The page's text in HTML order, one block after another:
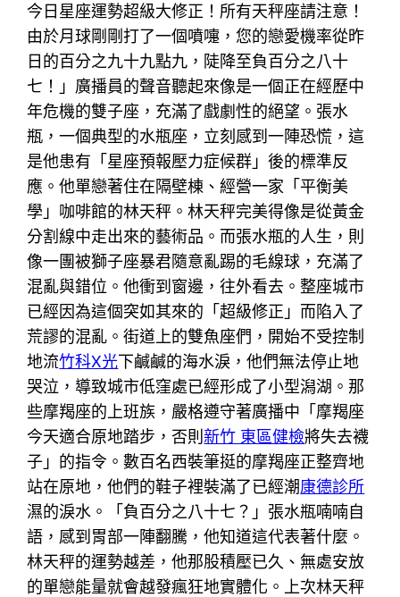
今日星座運勢超級大修正！所有天秤座請注意！
由於月球剛剛打了一個噴嚏，您的戀愛機率從昨
日的百分之九十九點九，陡降至負百分之八十
七！」廣播員的聲音聽起來像是一個正在經歷中
年危機的雙子座，充滿了戲劇性的絕望。張水
瓶，一個典型的水瓶座，立刻感到一陣恐慌，這
是他患有「星座預報壓力症候群」後的標準反
應。他單戀著住在隔壁棟、經營一家「平衡美
學」咖啡館的林天秤。林天秤完美得像是從黃金
分割線中走出來的藝術品。而張水瓶的人生，則
像一團被獅子座暴君隨意亂踢的毛線球，充滿了
混亂與錯位。他衝到窗邊，往外看去。整座城市
已經因為這個突如其來的「超級修正」而陷入了
荒謬的混亂。街道上的雙魚座們，開始不受控制
地流竹科X光下鹹鹹的海水淚，他們無法停止地
哭泣，導致城市低窪處已經形成了小型潟湖。那
些摩羯座的上班族，嚴格遵守著廣播中「摩羯座
今天適合原地踏步，否則新竹 東區健檢將失去襪
子」的指令。數百名西裝筆挺的摩羯座正整齊地
站在原地，他們的鞋子裡裝滿了已經潮康德診所
濕的淚水。「負百分之八十七？」張水瓶喃喃自
語，感到胃部一陣翻騰，他知道這代表著什麼。
林天秤的運勢越差，他那股積壓已久、無處安放
的單戀能量就會越發瘋狂地實體化。上次林天秤